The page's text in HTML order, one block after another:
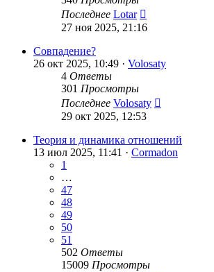
Последнее Lotar
27 ноя 2025, 21:16
Совпадение?
26 окт 2025, 10:49 · Volosaty
4 Ответы
301 Просмотры
Последнее Volosaty
29 окт 2025, 12:53
Теория и динамика отношений
13 июл 2025, 11:41 · Cormadon
1
…
47
48
49
50
51
502 Ответы
15009 Просмотры